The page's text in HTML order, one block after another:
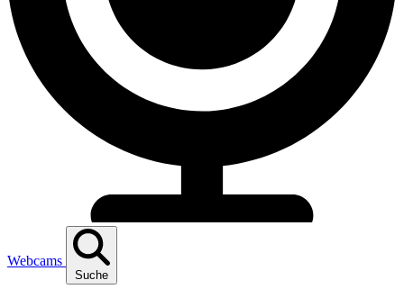
Webcams
Suche